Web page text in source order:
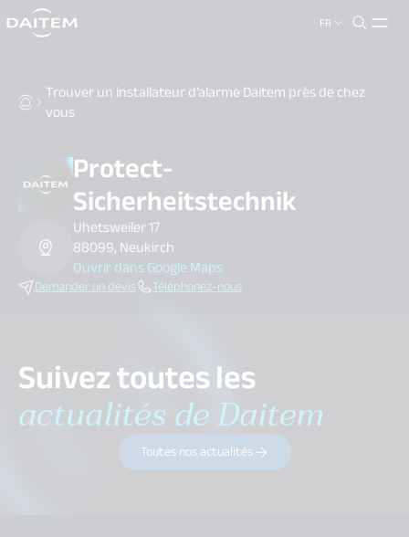
FR
search.label
Trouver un installateur d’alarme Daitem près de chez
vous
Protect-
Sicherheitstechnik
Uhetsweiler 17
88099, Neukirch
Ouvrir dans Google Maps
Demander un devis Téléphonez-nous
Suivez toutes les
actualités de Daitem
Toutes nos actualités